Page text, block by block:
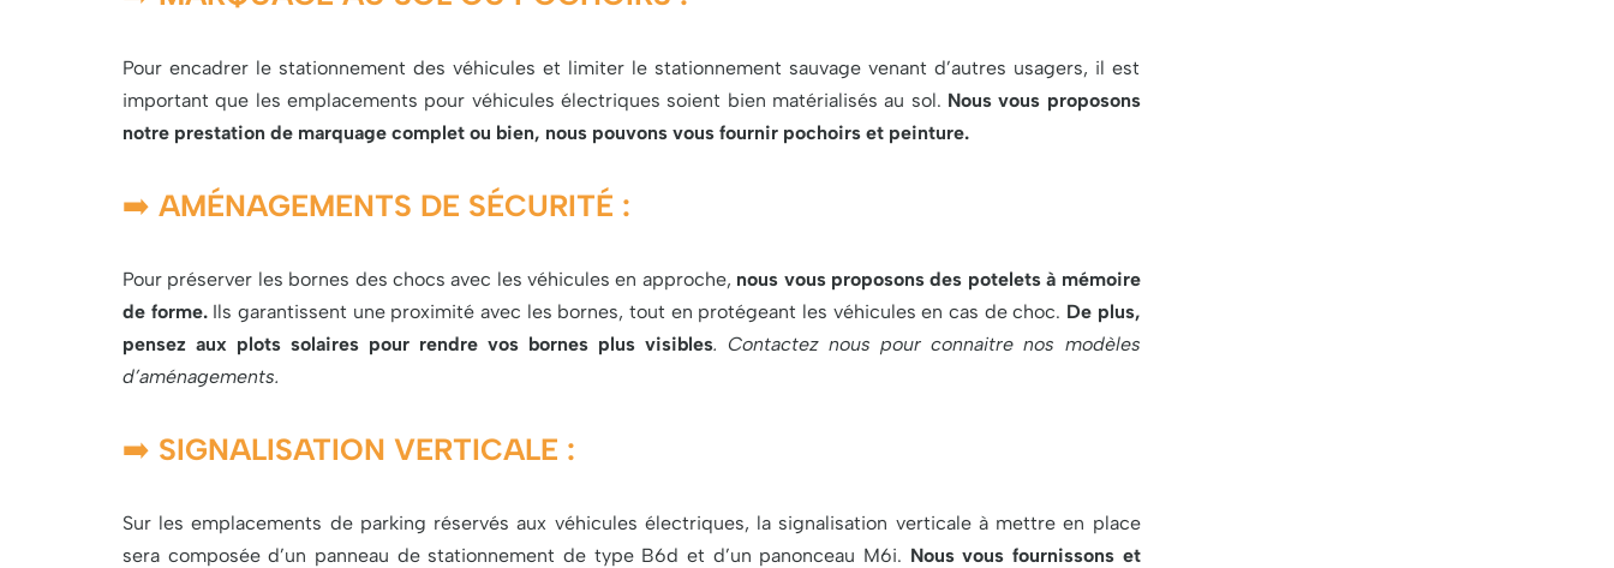
Pour encadrer le stationnement des véhicules et limiter le stationnement sauvage venant d’autres usagers, il est
important que les emplacements pour véhicules électriques soient bien matérialisés au sol. Nous vous proposons
notre prestation de marquage complet ou bien, nous pouvons vous fournir pochoirs et peinture.
➡️ AMÉNAGEMENTS DE SÉCURITÉ :
Pour préserver les bornes des chocs avec les véhicules en approche, nous vous proposons des potelets à mémoire
de forme. Ils garantissent une proximité avec les bornes, tout en protégeant les véhicules en cas de choc. De plus,
pensez aux plots solaires pour rendre vos bornes plus visibles. Contactez nous pour connaitre nos modèles
d’aménagements.
➡️ SIGNALISATION VERTICALE :
Sur les emplacements de parking réservés aux véhicules électriques, la signalisation verticale à mettre en place
sera composée d’un panneau de stationnement de type B6d et d’un panonceau M6i. Nous vous fournissons et